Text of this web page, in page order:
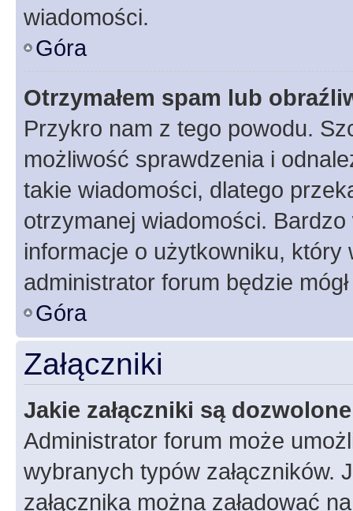
wiadomości.
Góra
Otrzymałem spam lub
Przykro nam z tego powodu.
możliwość sprawdzenia i
takie wiadomości, dlatego
otrzymanej wiadomości.
informacje o użytkowniku, który
administrator forum będzie
Góra
Załączniki
Jakie załączniki są
Administrator forum może
wybranych typów załączników.
załącznika można załadować